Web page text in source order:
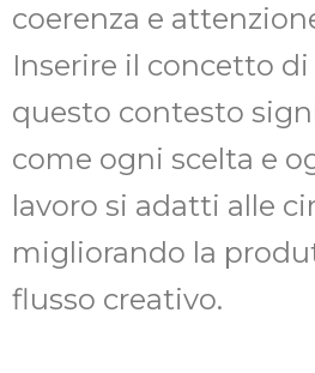
coerenza e
Inserire il concetto
questo contesto
come ogni scelta e
lavoro si adatti alle
migliorando la
flusso creativo.